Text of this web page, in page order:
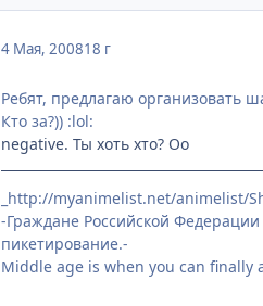
4 Мая, 200818 г
Ребят, предлагаю организовать
Кто за?)) :lol:
negative. Ты хоть хто? Оо
_http://myanimelist.net/animelist/
-Граждане Российской
пикетирование.-
Middle age is when you can